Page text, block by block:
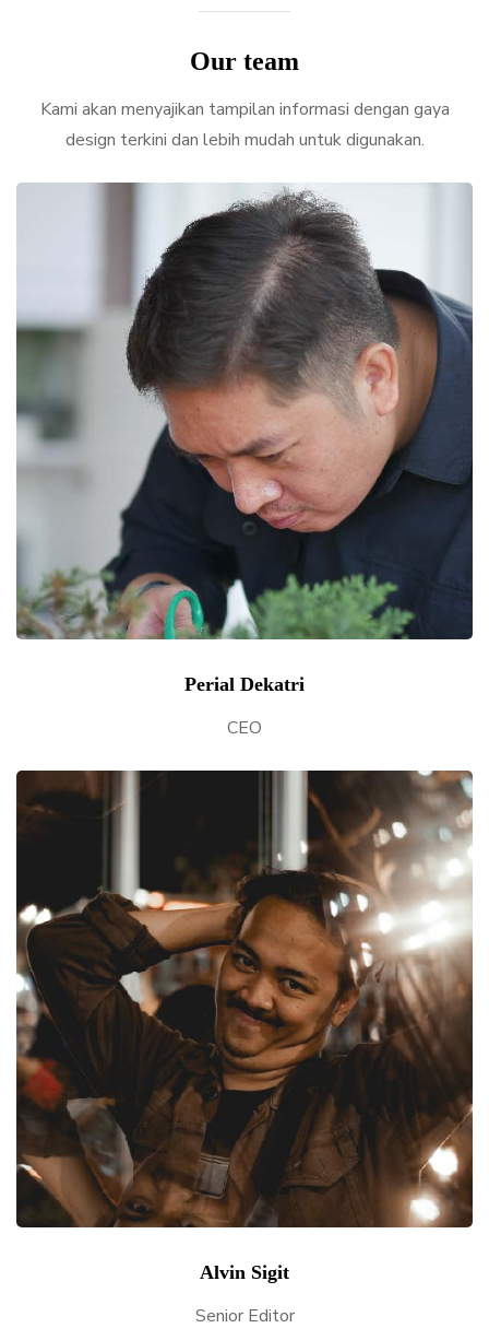
Our team
Kami akan menyajikan tampilan informasi dengan gaya
design terkini dan lebih mudah untuk digunakan.
Perial Dekatri
CEO
Alvin Sigit
Senior Editor